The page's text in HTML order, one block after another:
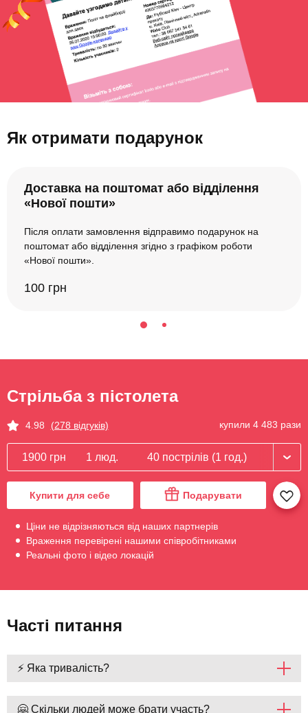
Як отримати подарунок
Доставка на поштомат або відділення
«Нової пошти»
Після оплати замовлення відправимо подарунок на
поштомат або відділення згідно з графіком роботи
«Нової пошти».
100 грн
Стрільба з пістолета
4.98 (278 відгуків) купили 4 483 рази
1900 грн 1 люд. 40 пострілів (1 год.)
Купити для себе Подарувати
Ціни не відрізняються від наших партнерів
Враження перевірені нашими співробітниками
Реальні фото і відео локацій
Часті питання
⚡ Яка тривалість?
🤗 Скільки людей може брати участь?